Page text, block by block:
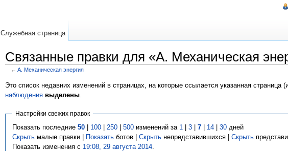
Связанные правки для «A. Механическая
← A. Механическая энергия
Это список недавних изменений в страницах, на которые ссылается указанная
наблюдения выделены
Настройки свежих правок
Показать последние 50| 100| 250| 500изменений за 1 | 3| 7| 14| 30дней
Скрытьмалые правки | Показатьботов | Скрытьнепредставившихся | Скрыть
Показать изменения с 19:08, 29 августа 2014.
Служебная страница